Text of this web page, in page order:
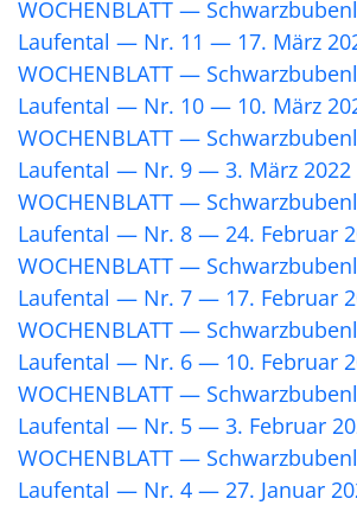
WOCHENBLATT —
Laufental — Nr. 11 — 17. März
WOCHENBLATT —
Laufental — Nr. 10 — 10. März
WOCHENBLATT —
Laufental — Nr. 9 — 3. März 2022
WOCHENBLATT —
Laufental — Nr. 8 — 24. Februar
WOCHENBLATT —
Laufental — Nr. 7 — 17. Februar
WOCHENBLATT —
Laufental — Nr. 6 — 10. Februar
WOCHENBLATT —
Laufental — Nr. 5 — 3. Februar
WOCHENBLATT —
Laufental — Nr. 4 — 27. Januar